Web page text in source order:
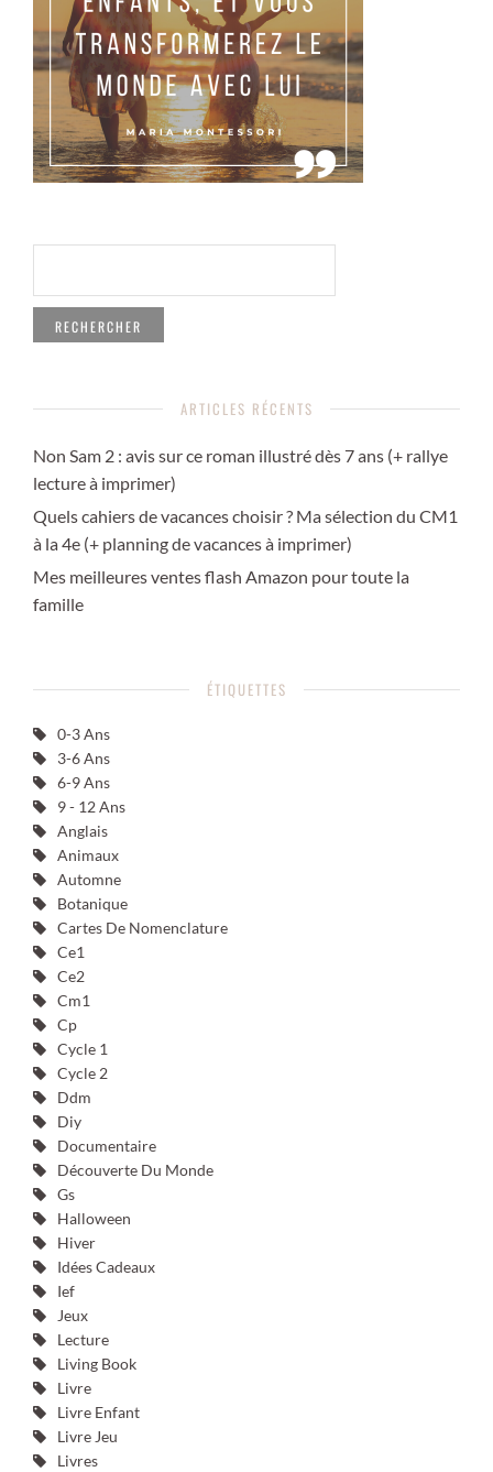
ARTICLES RÉCENTS
Non Sam 2 : avis sur ce roman illustré dès 7 ans (+ rallye
lecture à imprimer)
Quels cahiers de vacances choisir ? Ma sélection du CM1
à la 4e (+ planning de vacances à imprimer)
Mes meilleures ventes flash Amazon pour toute la
famille
ÉTIQUETTES
0-3 Ans
3-6 Ans
6-9 Ans
9 - 12 Ans
Anglais
Animaux
Automne
Botanique
Cartes De Nomenclature
Ce1
Ce2
Cm1
Cp
Cycle 1
Cycle 2
Ddm
Diy
Documentaire
Découverte Du Monde
Gs
Halloween
Hiver
Idées Cadeaux
Ief
Jeux
Lecture
Living Book
Livre
Livre Enfant
Livre Jeu
Livres